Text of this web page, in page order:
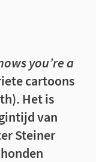
you’re a
cartoons
Het is
van
Steiner